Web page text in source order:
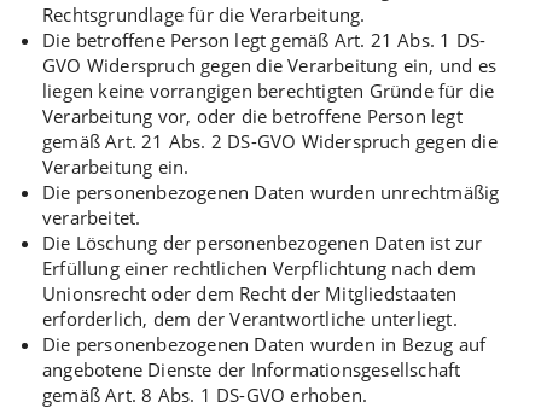
Rechtsgrundlage für die Verarbeitung.
Die betroffene Person legt gemäß Art. 21 Abs. 1 DS-
GVO Widerspruch gegen die Verarbeitung ein, und es
liegen keine vorrangigen berechtigten Gründe für die
Verarbeitung vor, oder die betroffene Person legt
gemäß Art. 21 Abs. 2 DS-GVO Widerspruch gegen die
Verarbeitung ein.
Die personenbezogenen Daten wurden unrechtmäßig
verarbeitet.
Die Löschung der personenbezogenen Daten ist zur
Erfüllung einer rechtlichen Verpflichtung nach dem
Unionsrecht oder dem Recht der Mitgliedstaaten
erforderlich, dem der Verantwortliche unterliegt.
Die personenbezogenen Daten wurden in Bezug auf
angebotene Dienste der Informationsgesellschaft
gemäß Art. 8 Abs. 1 DS-GVO erhoben.